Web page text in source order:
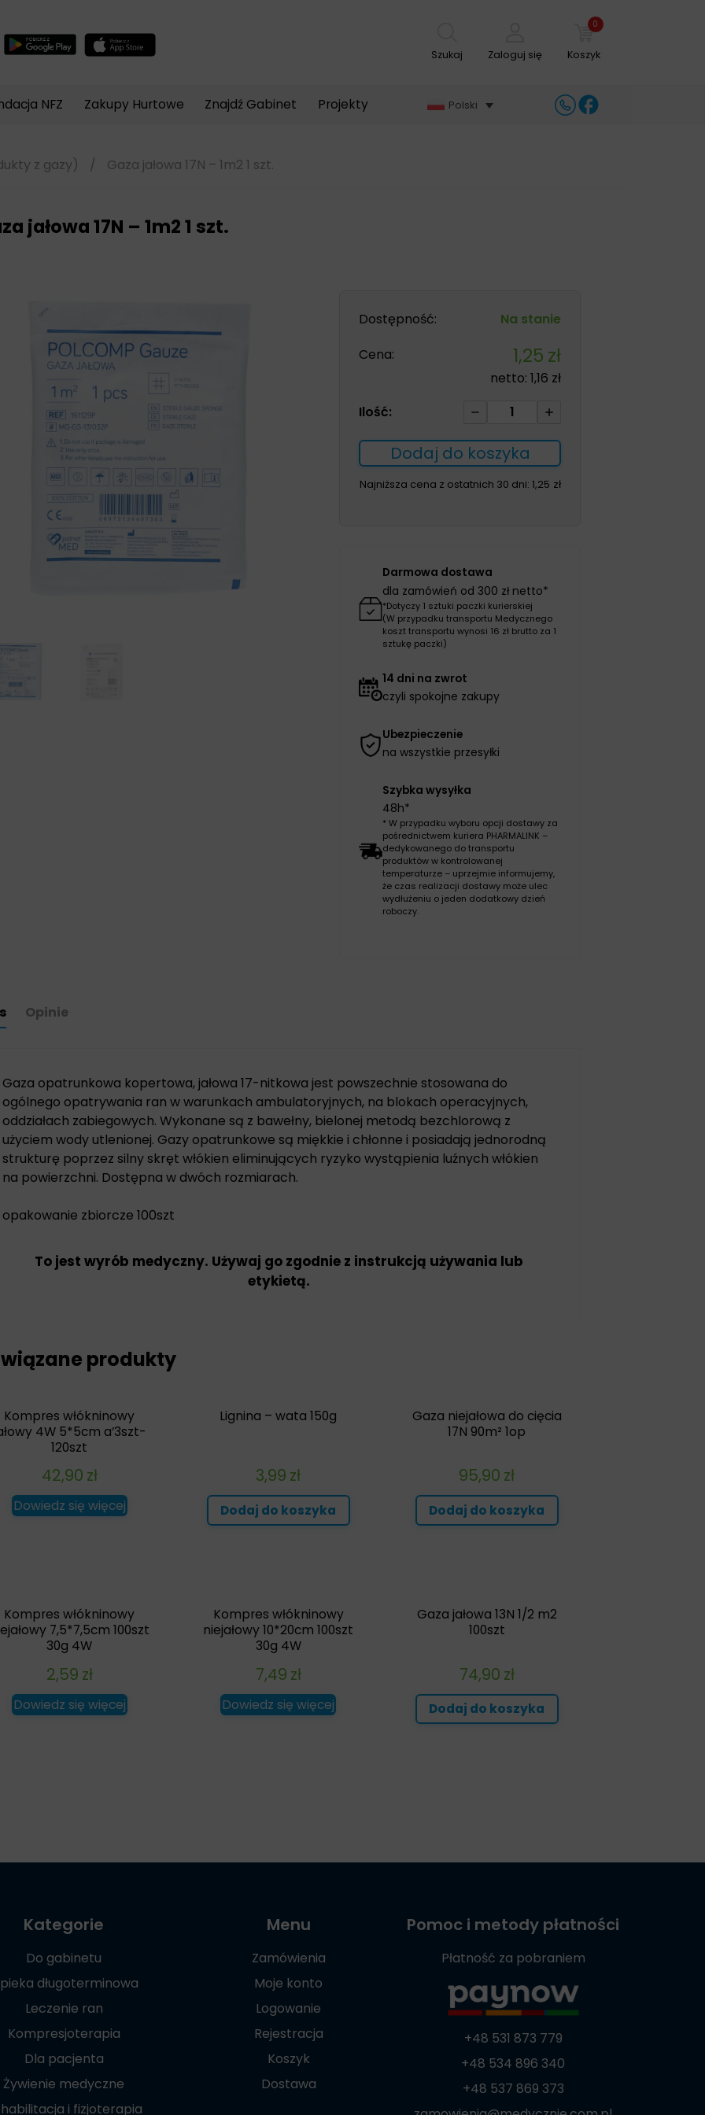
Szukaj Zaloguj się
0
Koszyk
NFZ Zakupy Hurtowe Znajdź Gabinet Projekty Polski
z gazy) / Gaza jałowa 17N – 1m2 1 szt.
jałowa 17N – 1m2 1 szt.
Dostępność:
Na stanie
Cena:
1,25 zł
netto:1,16 zł
Ilość:
ilość
jałowa
17N
-
Dodaj do koszyka
Najniższa cena z ostatnich 30 dni:1,25 zł
Darmowa dostawa
dla zamówień od 300 zł netto*
*Dotyczy 1 sztuki paczki kurierskiej
(W przypadku transportu Medycznego
koszt transportu wynosi 16 zł brutto za 1
sztukę paczki)
14 dni na zwrot
czyli spokojne zakupy
Ubezpieczenie
na wszystkie przesyłki
Szybka wysyłka
48h*
* W przypadku wyboru opcji dostawy za
pośrednictwem kuriera PHARMALINK –
dedykowanego do transportu
produktów w kontrolowanej
temperaturze – uprzejmie informujemy,
że czas realizacji dostawy może ulec
wydłużeniu o jeden dodatkowy dzień
roboczy.
Opinie
Gaza opatrunkowa kopertowa, jałowa 17-nitkowa jest powszechnie stosowana do
ogólnego opatrywania ran w warunkach ambulatoryjnych, na blokach operacyjnych,
oddziałach zabiegowych. Wykonane są z bawełny, bielonej metodą bezchlorową z
użyciem wody utlenionej. Gazy opatrunkowe są miękkie i chłonne i posiadają jednorodną
strukturę poprzez silny skręt włókien eliminujących ryzyko wystąpienia luźnych włókien
na powierzchni. Dostępna w dwóch rozmiarach.
opakowanie zbiorcze 100szt
To jest wyrób medyczny. Używaj go zgodnie z instrukcją używania lub
etykietą.
produkty
Kompres włókninowy
4W 5*5cm a’3szt-
120szt
42,90 zł
Dowiedz się więcej
Lignina – wata 150g
3,99 zł
Dodaj do koszyka
Gaza niejałowa do cięcia
17N 90m² 1op
95,90 zł
Dodaj do koszyka
Kompres włókninowy
7,5*7,5cm 100szt
30g 4W
2,59 zł
Dowiedz się więcej
Kompres włókninowy
niejałowy 10*20cm 100szt
30g 4W
7,49 zł
Dowiedz się więcej
Gaza jałowa 13N 1/2 m2
100szt
74,90 zł
Dodaj do koszyka
Kategorie
Do gabinetu
długoterminowa
Leczenie ran
Kompresjoterapia
Dla pacjenta
Żywienie medyczne
i fizjoterapia
Menu
Zamówienia
Moje konto
Logowanie
Rejestracja
Koszyk
Dostawa
Pomoc i metody płatności
Płatność za pobraniem
+48 531 873 779
+48 534 896 340
+48 537 869 373